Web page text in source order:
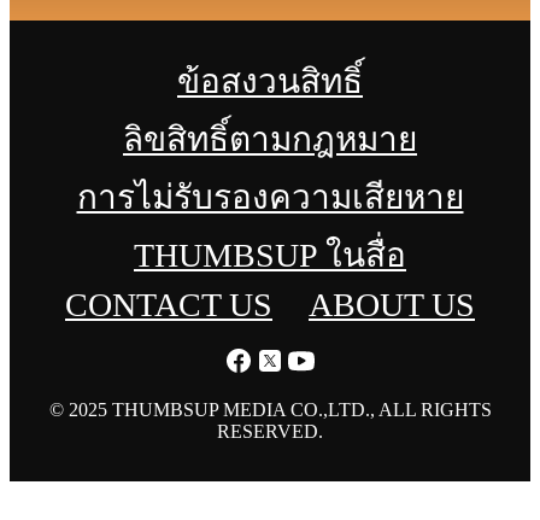
ข้อสงวนสิทธิ์
ลิขสิทธิ์ตามกฎหมาย
การไม่รับรองความเสียหาย
THUMBSUP ในสื่อ
CONTACT US
ABOUT US
© 2025 THUMBSUP MEDIA CO.,LTD., ALL RIGHTS
RESERVED.